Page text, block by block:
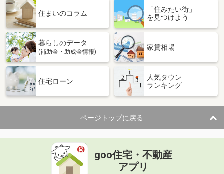
住まいのコラム
「住みたい街」
を見つけよう
暮らしのデータ
(補助金・助成金情報)
家賃相場
住宅ローン
人気タウン
ランキング
ページトップに戻る
goo住宅・不動産
アプリ